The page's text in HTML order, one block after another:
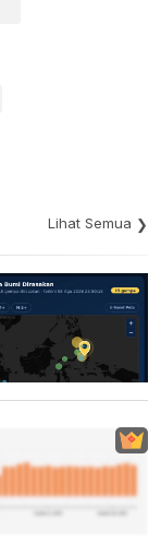
Lihat Semua